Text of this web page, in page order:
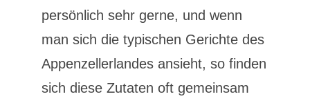
persönlich sehr gerne, und wenn
man sich die typischen Gerichte des
Appenzellerlandes ansieht, so finden
sich diese Zutaten oft gemeinsam